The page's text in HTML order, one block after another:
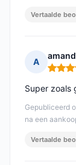
Vertaalde
A
Gepubliceerd
na een
Super zoals
Vertaalde